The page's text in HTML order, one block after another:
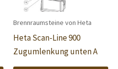
Brennraumsteine von Heta
Heta Scan-Line 900
Zugumlenkung unten A